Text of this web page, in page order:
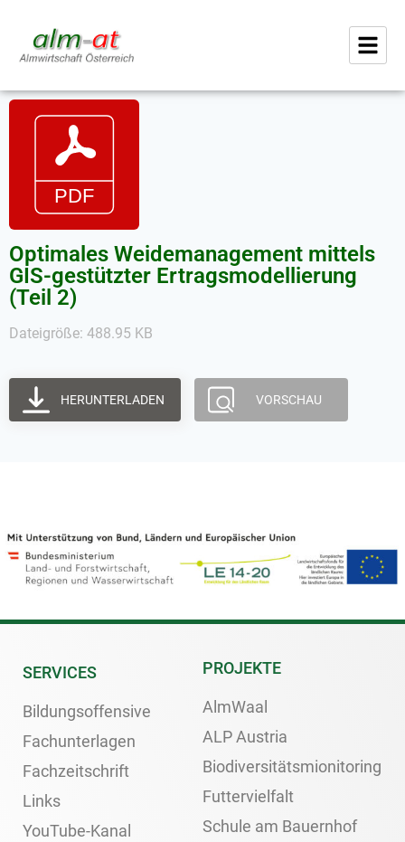
Optimales Weidemanagement mittels
GIS-gestützter Ertragsmodellierung
(Teil 2)
Dateigröße: 488.95 KB
HERUNTERLADEN VORSCHAU
SERVICES
Bildungsoffensive
Fachunterlagen
Fachzeitschrift
Links
YouTube-Kanal
PROJEKTE
AlmWaal
ALP Austria
Biodiversitätsmionitoring
Futtervielfalt
Schule am Bauernhof